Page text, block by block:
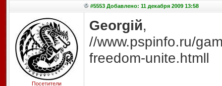
#5553 Добавлено: 11 декабря 2009 13:58
Посетители
Georgiй,
//www.pspinfo.ru/
freedom-unite.htmll